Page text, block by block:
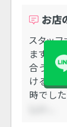
お店
スタッ
ます‪\（
合うの
ける限
時でし